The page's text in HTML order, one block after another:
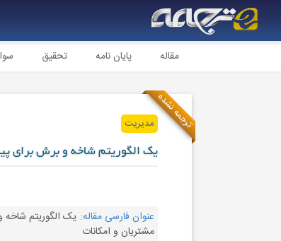
مقاله پایان نامه تحقیق
ترجمه نشدهمدیریت
یک الگوریتم شاخه و برش برای
عنوان فارسی مقاله: یک الگوریتم
مشتریان و امکانات